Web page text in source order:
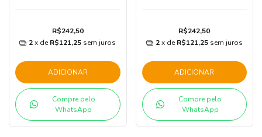
R$242,50
2 x de R$121,25 sem juros
ADICIONAR
Compre pelo
WhatsApp
R$242,50
2 x de R$121,25 sem juros
ADICIONAR
Compre pelo
WhatsApp